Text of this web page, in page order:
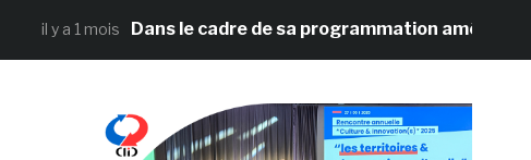
il y a 1 mois Dans le cadre de sa programmation américaine,